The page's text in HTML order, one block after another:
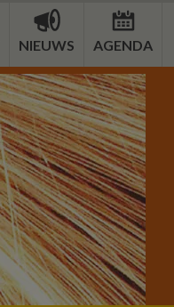
NIEUWS AGENDA